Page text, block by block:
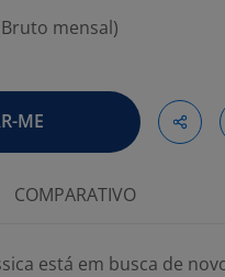
mensal)
ME
COMPARATIVO
está em busca de